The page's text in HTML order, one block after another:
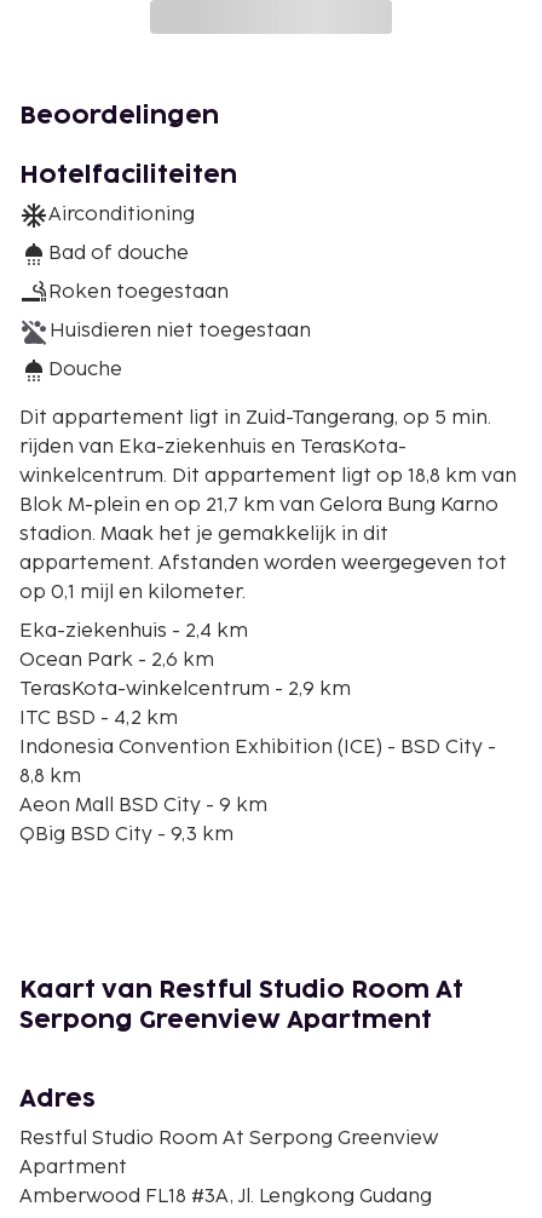
Beoordelingen
Hotelfaciliteiten
Airconditioning
Bad of douche
Roken toegestaan
Huisdieren niet toegestaan
Douche
Dit appartement ligt in Zuid-Tangerang, op 5 min.
rijden van Eka-ziekenhuis en TerasKota-
winkelcentrum. Dit appartement ligt op 18,8 km van
Blok M-plein en op 21,7 km van Gelora Bung Karno
stadion. Maak het je gemakkelijk in dit
appartement. Afstanden worden weergegeven tot
op 0,1 mijl en kilometer.
Eka-ziekenhuis - 2,4 km
Ocean Park - 2,6 km
TerasKota-winkelcentrum - 2,9 km
ITC BSD - 4,2 km
Indonesia Convention Exhibition (ICE) - BSD City -
8,8 km
Aeon Mall BSD City - 9 km
QBig BSD City - 9,3 km
Bina Nusantara University - 12,7 km
Indonesia Convention Exhibition - 12,8 km
Mall Alam Sutra - 13,2 km
De dichtstbijgelegen grootste luchthavens zijn:
Jakarta (CGK-Soekarno-Hatta Intl.) - 35,1 km
Jakarta (HLP-Halim Perdanakusuma Intl.) - 47,9 km
Dit appartement biedt aparte rookruimtes.
Kaart van Restful Studio Room At
Serpong Greenview Apartment
Adres
Restful Studio Room At Serpong Greenview
Apartment
Amberwood FL18 #3A, Jl. Lengkong Gudang